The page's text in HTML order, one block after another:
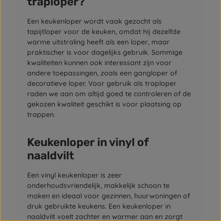
Een keukenloper wordt vaak gezocht als
tapijtloper voor de keuken, omdat hij dezelfde
warme uitstraling heeft als een loper, maar
praktischer is voor dagelijks gebruik. Sommige
kwaliteiten kunnen ook interessant zijn voor
andere toepassingen, zoals een gangloper of
decoratieve loper. Voor gebruik als traploper
raden we aan om altijd goed te controleren of de
gekozen kwaliteit geschikt is voor plaatsing op
trappen.
Keukenloper in vinyl of
naaldvilt
Een vinyl keukenloper is zeer
onderhoudsvriendelijk, makkelijk schoon te
maken en ideaal voor gezinnen, huurwoningen of
druk gebruikte keukens. Een keukenloper in
naaldvilt voelt zachter en warmer aan en zorgt